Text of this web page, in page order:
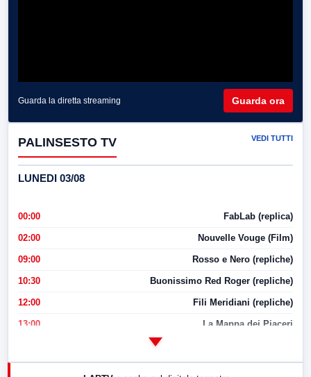
Guarda la diretta streaming Guarda ora
PALINSESTO TV VEDI TUTTI
LUNEDI 03/08
00:00 FabLab (replica)
02:00 Nouvelle Vouge (Film)
09:00 Rosso e Nero (repliche)
10:30 Buonissimo Red Roger (repliche)
12:00 Fili Meridiani (repliche)
13:00 La Mappa dei Piaceri